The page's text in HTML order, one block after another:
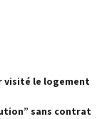
visité le logement
sans contrat